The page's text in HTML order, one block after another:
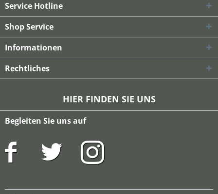
Service Hotline
Shop Service
Informationen
Rechtliches
HIER FINDEN SIE UNS
Begleiten Sie uns auf